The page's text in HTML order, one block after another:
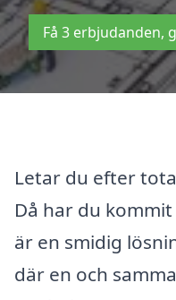
Få 3 erbjudanden,
Letar du efter
Då har du
är en smidig
där en och